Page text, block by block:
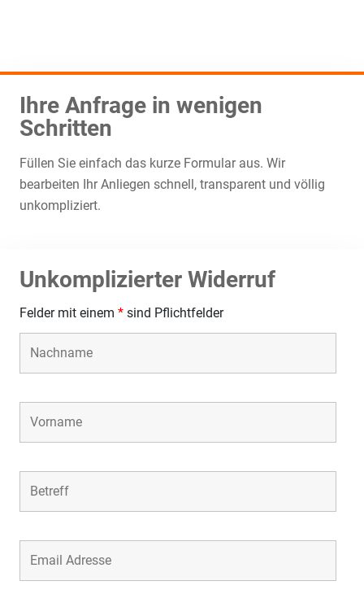
Ihre Anfrage in wenigen
Schritten
Füllen Sie einfach das kurze Formular aus. Wir
bearbeiten Ihr Anliegen schnell, transparent und völlig
unkompliziert.
Unkomplizierter Widerruf
Felder mit einem * sind Pflichtfelder